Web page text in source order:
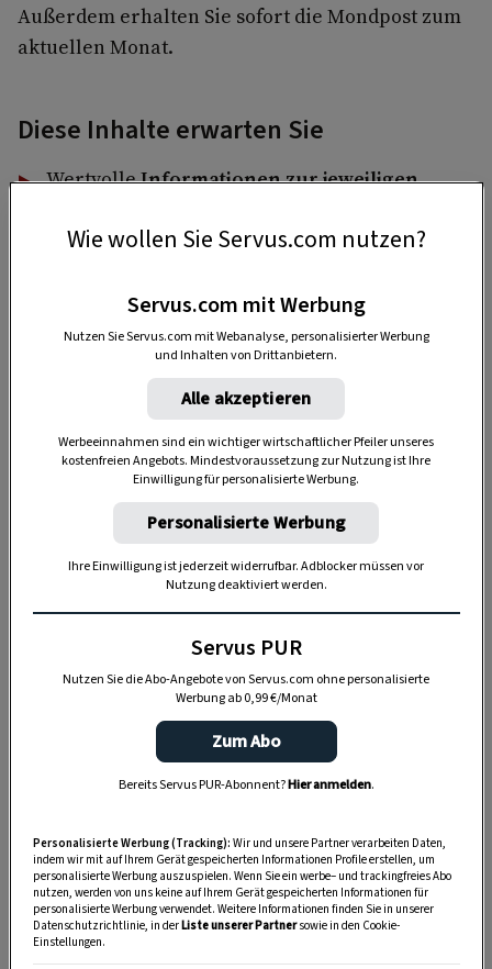
Außerdem erhalten Sie sofort die Mondpost zum
aktuellen Monat.
Diese Inhalte erwarten Sie
WertvolleInformationen zur jeweiligen
Tätigkeiten steht der Mond gerade ideal?
der Mond im aktuellen
Tierkreiszeichenauf mich haben?
liebste Mond-Tipps
umzusetzen sind
detaillierten Mondkalender
ganzen Monat im Voraus zum Ausdrucken
Rezepte und Körperübungen
unseren Experten Johanna Paungger und
Wissenschaftliche Erkenntnisse
Gut zu wissen
Wie häufig erhalte ich die Servus-Mondpost?
Einmal im Monat, jeweils am letzten Tag des
Vormonats. Wenn Sie die Mondpost jetzt abonnieren,
Wie wollen Sie Servus.com nutzen?
Servus.com mit Werbung
Nutzen Sie Servus.com mit Webanalyse, personalisierter Werbung
und Inhalten von Drittanbietern.
Alle akzeptieren
Werbeeinnahmen sind ein wichtiger wirtschaftlicher Pfeiler unseres
kostenfreien Angebots. Mindestvoraussetzung zur Nutzung ist Ihre
Einwilligung für personalisierte Werbung.
Personalisierte Werbung
Ihre Einwilligung ist jederzeit widerrufbar. Adblocker müssen vor
Nutzung deaktiviert werden.
Servus PUR
Nutzen Sie die Abo-Angebote von Servus.com ohne personalisierte
Werbung ab 0,99 €/Monat
Zum Abo
Bereits Servus PUR-Abonnent?Hier anmelden.
Personalisierte Werbung (Tracking): Wir und unsere Partner verarbeiten Daten,
indem wir mit auf Ihrem Gerät gespeicherten Informationen Profile erstellen, um
personalisierte Werbung auszuspielen. Wenn Sie ein werbe– und trackingfreies Abo
nutzen, werden von uns keine auf Ihrem Gerät gespeicherten Informationen für
personalisierte Werbung verwendet. Weitere Informationen finden Sie in unserer
Datenschutzrichtlinie, in derListe unserer Partnersowie in den Cookie-
Einstellungen.